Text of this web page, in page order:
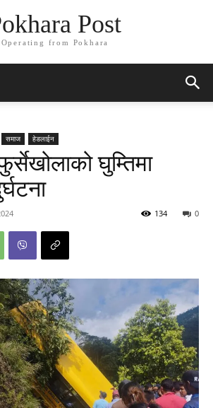
Post
Operating from Pokhara
समाज हेडलाईन
घुम्तिमा
0
134